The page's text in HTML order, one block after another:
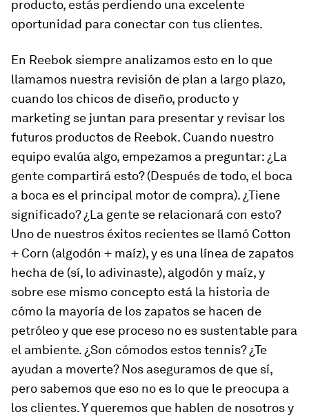
producto, estás perdiendo una excelente
oportunidad para conectar con tus clientes.
En Reebok siempre analizamos esto en lo que
llamamos nuestra revisión de plan a largo plazo,
cuando los chicos de diseño, producto y
marketing se juntan para presentar y revisar los
futuros productos de Reebok. Cuando nuestro
equipo evalúa algo, empezamos a preguntar: ¿La
gente compartirá esto? (Después de todo, el boca
a boca es el principal motor de compra). ¿Tiene
significado? ¿La gente se relacionará con esto?
Uno de nuestros éxitos recientes se llamó Cotton
+ Corn (algodón + maíz), y es una línea de zapatos
hecha de (sí, lo adivinaste), algodón y maíz, y
sobre ese mismo concepto está la historia de
cómo la mayoría de los zapatos se hacen de
petróleo y que ese proceso no es sustentable para
el ambiente. ¿Son cómodos estos tennis? ¿Te
ayudan a moverte? Nos aseguramos de que sí,
pero sabemos que eso no es lo que le preocupa a
los clientes. Y queremos que hablen de nosotros y